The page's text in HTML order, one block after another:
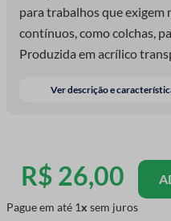
para trabalhos que exigem
contínuos, como colchas,
Produzida em acrílico
guias que facilitam cortes
praticidade, resistência e
trabalhar com tecidos e
essencial para um
Ver descrição e
R$ 26,00
Pague em até 1 sem juros